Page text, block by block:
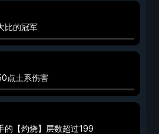
比的冠军
点土系伤害
的【灼烧】层数超过199